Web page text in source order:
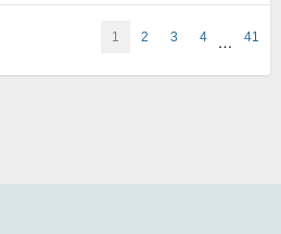
1 2 3 4 … 41